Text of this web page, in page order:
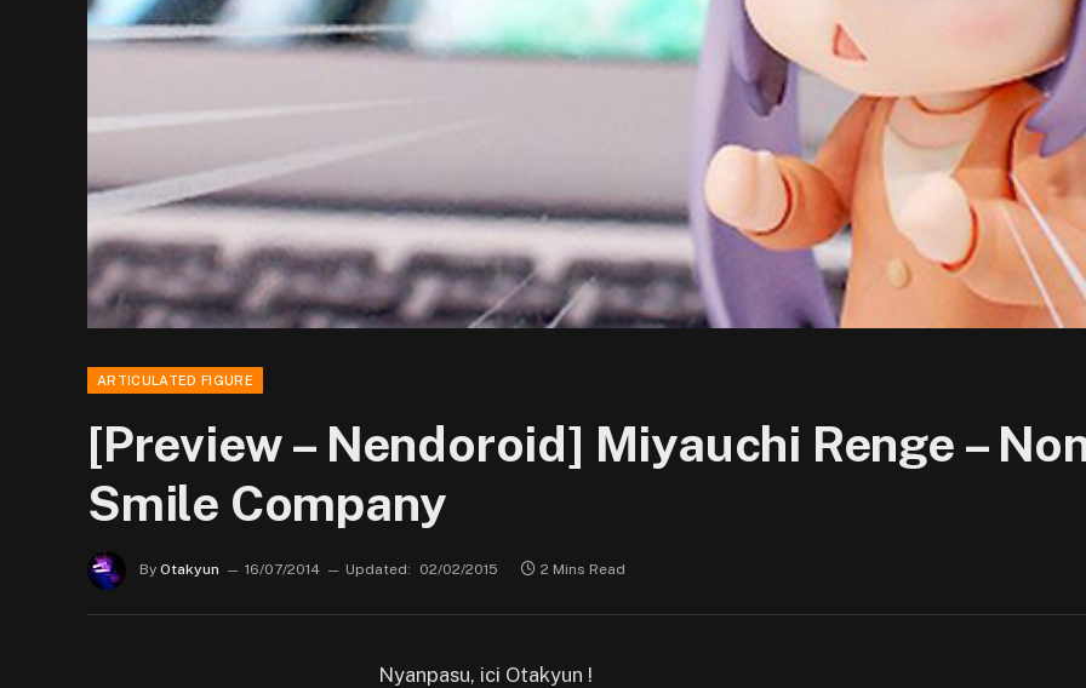
ARTICULATED FIGURE
[Preview – Nendoroid] Miyauchi Renge –
Smile Company
By Otakyun 16/07/2014 Updated: 02/02/2015 2 Mins Read
Nyanpasu, ici Otakyun !